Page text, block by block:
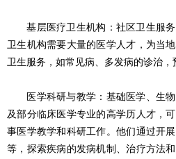
基层医疗卫生机构：社区卫生服务
卫生机构需要大量的医学人才，为当
卫生服务，如常见病、多发病的诊治，
医学科研与教学：基础医学、生物
及部分临床医学专业的高学历人才，
事医学教学和科研工作。他们通过开
等，探索疾病的发病机制、治疗方法